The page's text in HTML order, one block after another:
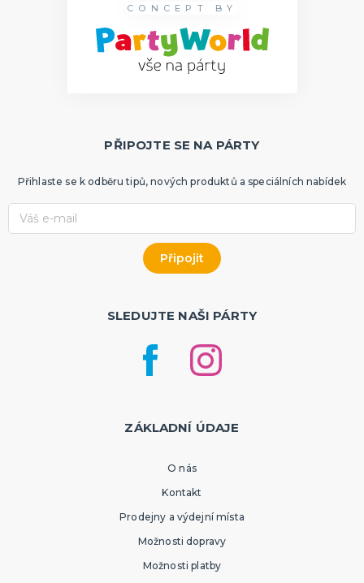
CONCEPT BY
PŘIPOJTE SE NA PÁRTY
Přihlaste se k odběru tipů, nových produktů a speciálních nabídek
SLEDUJTE NAŠI PÁRTY
ZÁKLADNÍ ÚDAJE
O nás
Kontakt
Prodejny a výdejní místa
Možnosti dopravy
Možnosti platby